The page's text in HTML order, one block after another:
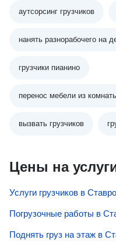
аутсорсинг грузчиков
нанять разнорабочего на
грузчики пианино
перенос мебели из
вызвать грузчиков
Цены на
Услуги грузчиков в
Погрузочные работы в
Поднять груз на этаж в